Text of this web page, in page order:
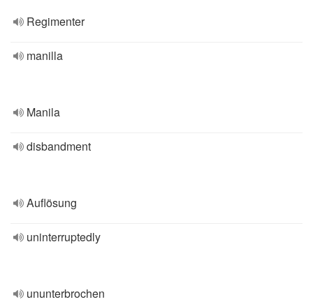
Regimenter
manilla
Manila
disbandment
Auflösung
uninterruptedly
ununterbrochen